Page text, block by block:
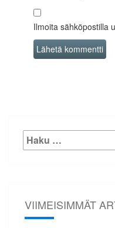
Ilmoita sähköpostilla
Etsi:
VIIMEISIMMÄT